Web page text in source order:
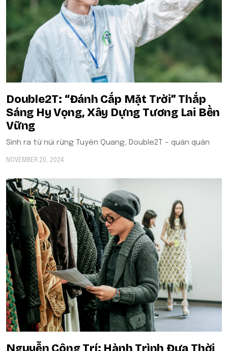
Double2T: “Đánh Cắp Mặt Trời” Thắp
Sáng Hy Vọng, Xây Dựng Tương Lai Bền
Vững
Sinh ra từ núi rừng Tuyên Quang, Double2T – quán quân
NOVEMBER 20, 2024